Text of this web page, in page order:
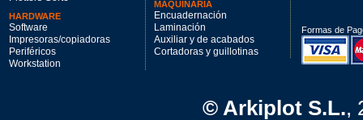
HARDWARE
Software
Impresoras/copiadoras
Periféricos
Workstation
MAQUINARIA
Encuadernación
Laminación
Auxiliar y de acabados
Cortadoras y guillotinas
Formas de
© Arkiplot S.L.,